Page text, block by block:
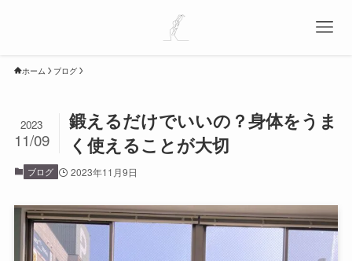
ホーム ブログ
鍛えるだけでいいの？身体をうま
く使えることが大切
2023
11/09
ブログ 2023年11月9日